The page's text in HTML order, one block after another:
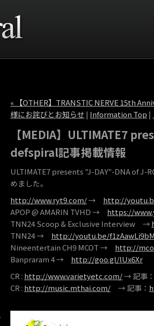
« 【OTHER】TRANSTIC NERVE 15th
様にお詫びとお知らせ | Information Top |
【MEDIA】ULTIMATE7
defspiral記事掲載情報
ULTIMATE7 presents "J-DAY"-DNA of J-
めました。
http://www.ryt9.com/→ http://
APOP @ AMARIN TVHD → https://
TNN24 Scoop & Exclusive Interview →
TNN24 → http://youtu.be/f1zAawLi9bM
Nineentertain CH9 MCOT → http://
Banpraram 4 → http://goo.gl/lUx6Xr
CR : http://www.varietyetc.com/→ 記事：
CR : http://music.mthai.com/ → 記事：